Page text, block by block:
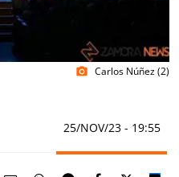
photo_camera Carlos Núñez (2)
25/NOV/23 - 19:55